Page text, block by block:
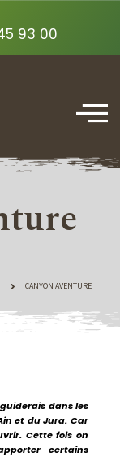
93 00
CANYON AVENTURE
dans les
et du Jura. Car
Cette fois on
certains